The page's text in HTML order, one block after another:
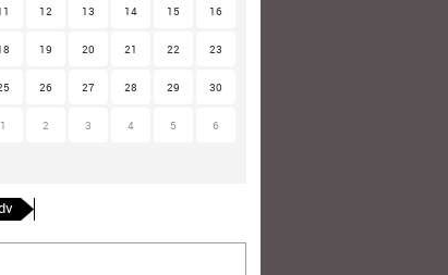
12 13 14 15 16
19 20 21 22 23
26 27 28 29 30
1 2 3 4 5 6